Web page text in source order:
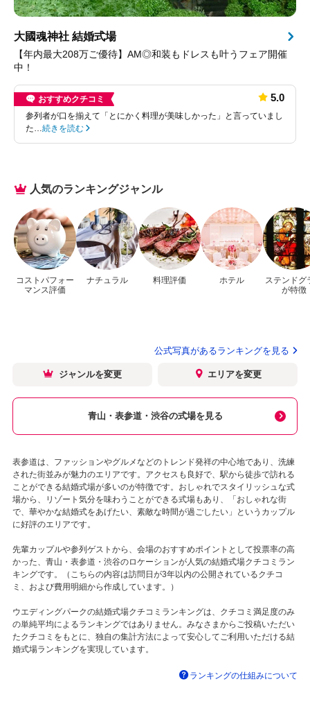
大國魂神社 結婚式場
【年内最大208万ご優待】AM◎和装もドレスも叶うフェア開催
中！
おすすめクチコミ 5.0
参列者が口を揃えて「とにかく料理が美味しかった」と言っていまし
た… 続きを読む
人気のランキングジャンル
コストパフォー
マンス評価
ナチュラル 料理評価 ホテル
ステンドグ
が特徴
公式写真があるランキングを見る
ジャンルを変更 エリアを変更
青山・表参道・渋谷の式場を見る
表参道は、ファッションやグルメなどのトレンド発祥の中心地であり、洗練
された街並みが魅力のエリアです。アクセスも良好で、駅から徒歩で訪れる
ことができる結婚式場が多いのが特徴です。おしゃれでスタイリッシュな式
場から、リゾート気分を味わうことができる式場もあり、「おしゃれな街
で、華やかな結婚式をあげたい、素敵な時間が過ごしたい」というカップル
に好評のエリアです。
先輩カップルや参列ゲストから、会場のおすすめポイントとして投票率の高
かった、青山・表参道・渋谷のロケーションが人気の結婚式場クチコミラン
キングです。（こちらの内容は訪問日が3年以内の公開されているクチコ
ミ、および費用明細から作成しています。）
ウエディングパークの結婚式場クチコミランキングは、クチコミ満足度のみ
の単純平均によるランキングではありません。みなさまからご投稿いただい
たクチコミをもとに、独自の集計方法によって安心してご利用いただける結
婚式場ランキングを実現しています。
ランキングの仕組みについて